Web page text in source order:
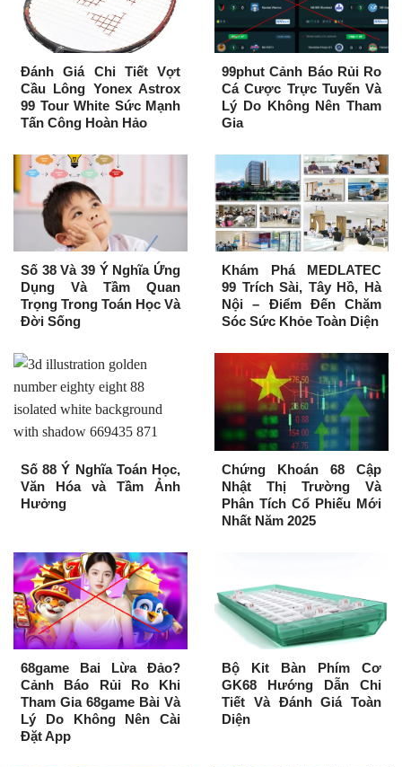
Đánh Giá Chi Tiết Vợt
Cầu Lông Yonex Astrox
99 Tour White Sức Mạnh
Tấn Công Hoàn Hảo
99phut Cảnh Báo Rủi Ro
Cá Cược Trực Tuyến Và
Lý Do Không Nên Tham
Gia
Số 38 Và 39 Ý Nghĩa Ứng
Dụng Và Tầm Quan
Trọng Trong Toán Học Và
Đời Sống
Khám Phá MEDLATEC
99 Trích Sài, Tây Hồ, Hà
Nội – Điểm Đến Chăm
Sóc Sức Khỏe Toàn Diện
Số 88 Ý Nghĩa Toán Học,
Văn Hóa và Tầm Ảnh
Hưởng
Chứng Khoán 68 Cập
Nhật Thị Trường Và
Phân Tích Cổ Phiếu Mới
Nhất Năm 2025
68game Bai Lừa Đảo?
Cảnh Báo Rủi Ro Khi
Tham Gia 68game Bài Và
Lý Do Không Nên Cài
Đặt App
Bộ Kit Bàn Phím Cơ
GK68 Hướng Dẫn Chi
Tiết Và Đánh Giá Toàn
Diện